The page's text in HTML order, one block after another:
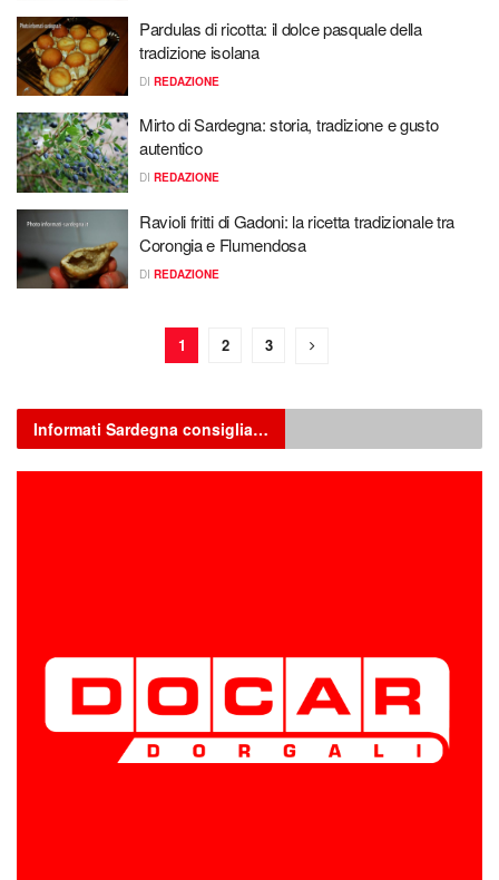
Pardulas di ricotta: il dolce pasquale della
tradizione isolana
DI REDAZIONE
Mirto di Sardegna: storia, tradizione e gusto
autentico
DI REDAZIONE
Ravioli fritti di Gadoni: la ricetta tradizionale tra
Corongia e Flumendosa
DI REDAZIONE
1 2 3
Informati Sardegna consiglia…